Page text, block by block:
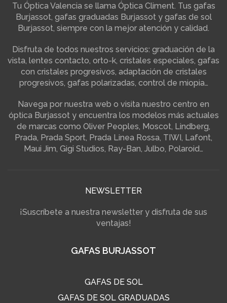
Tu Óptica Valencia se llama Óptica Climent. Tus gafas
Burjassot, gafas graduadas Burjassot y gafas de sol
Burjassot, siempre con la mejor atención y calidad.
Disfruta de todos nuestros servicios: graduación de la
vista, lentes contacto, orto-k, cristales especiales, gafas
con cristales progresivos, adaptación de cristales
progresivos, gafas polarizadas, control de miopia…
Navega por nuestra web o visita nuestro centro en
óptica Burjassot y encuentra los modelos más actuales
de marcas como Oliver Peoples, Moscot, Lindberg,
Prada, Prada Sport, Prada Linea Rossa, TIWI, Lafont,
Maui Jim, Gigi Studios, Ray-Ban, Julbo, Polaroid…
NEWSLETTER
¡Suscríbete a nuestra newsletter y disfruta de sus
ventajas!
GAFAS BURJASSOT
GAFAS DE SOL
GAFAS DE SOL GRADUADAS